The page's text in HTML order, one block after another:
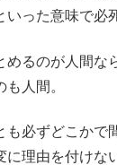
いった意味で必
めるのが人間な
人間。
も必ずどこかで
に理由を付けな